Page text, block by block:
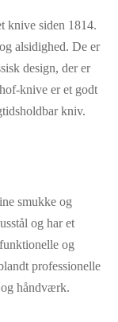
knive siden 1814.
alsidighed. De er
design, der er
knive er et godt
kniv.
smukke og
og har et
og
professionelle
og håndværk.